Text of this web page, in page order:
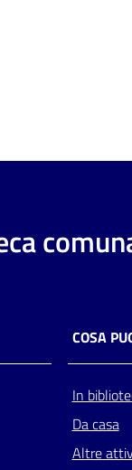
COSA
In
Da casa
Altre